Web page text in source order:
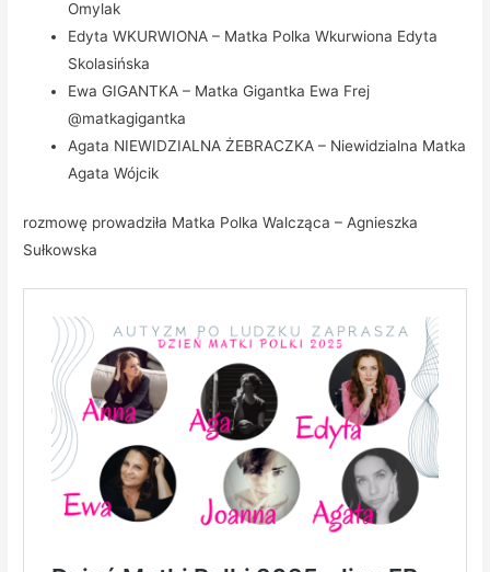
Omylak
Edyta WKURWIONA – Matka Polka Wkurwiona Edyta
Skolasińska
Ewa GIGANTKA – Matka Gigantka Ewa Frej
@matkagigantka
Agata NIEWIDZIALNA ŻEBRACZKA – Niewidzialna Matka
Agata Wójcik
rozmowę prowadziła Matka Polka Walcząca – Agnieszka
Sułkowska